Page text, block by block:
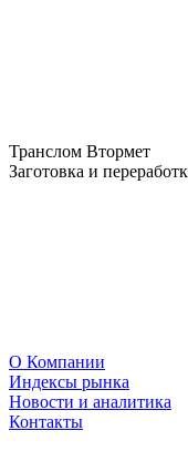
Транслом Втормет
Заготовка и
О Компании
Индексы рынка
Новости и аналитика
Контакты